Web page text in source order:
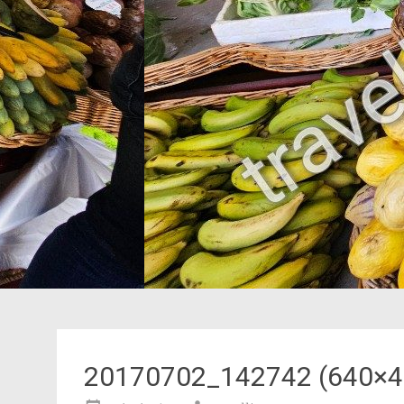
20170702_142742